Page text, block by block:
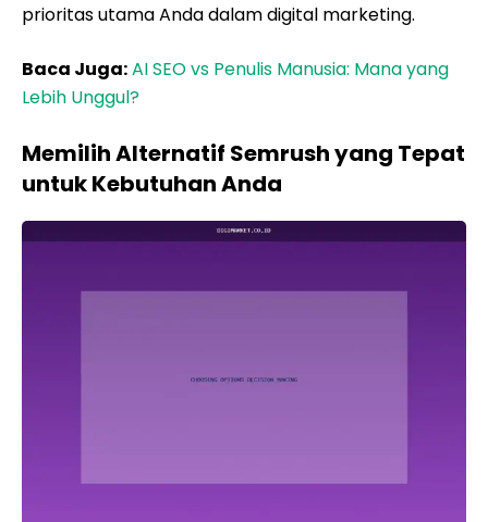
prioritas utama Anda dalam digital marketing.
Baca Juga:AI SEO vs Penulis Manusia: Mana yang
Lebih Unggul?
Memilih Alternatif Semrush yang Tepat
untuk Kebutuhan Anda